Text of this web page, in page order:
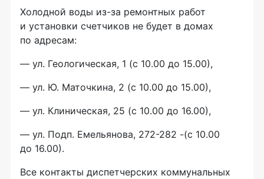
Холодной воды из-за ремонтных работ
и установки счетчиков не будет в домах
по адресам:
— ул. Геологическая, 1 (с 10.00 до 15.00),
— ул. Ю. Маточкина, 2 (с 10.00 до 15.00),
— ул. Клиническая, 25 (с 10.00 до 16.00),
— ул. Подп. Емельянова, 272-282 -(с 10.00
до 16.00).
Все контакты диспетчерских коммунальных